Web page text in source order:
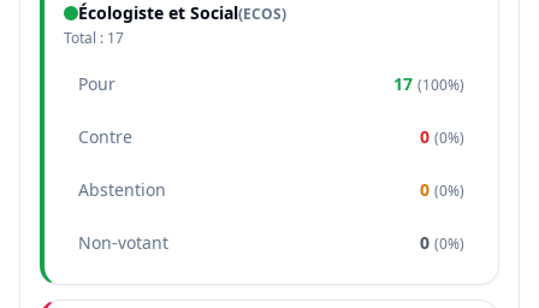
Écologiste et Social(ECOS)
Total : 17
Pour 17 (100%)
Contre 0 (0%)
Abstention 0 (0%)
Non-votant 0 (0%)